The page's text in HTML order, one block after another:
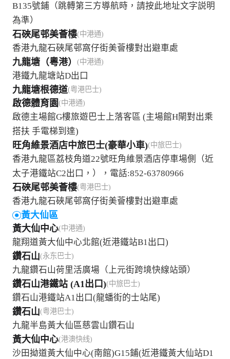
B135號鋪（跳轉第三方導航時，請按此地址文字説明
為準）
石硤尾邨美薈樓(中港通)
香港九龍石硤尾邨窩仔街美薈樓對出避車處
九龍塘（粵港） (中港通)
港鐵九龍塘站D出口
九龍塘根德道(粤港巴士)
啟德體育園(中港通)
啟德主場館G樓旅遊巴士上落客區 (主場館H閘對出乘
搭扶 手電梯到達)
旺角維景酒店中旅巴士(豪華小車)(中旅巴士)
香港九龍區荔枝角道22號旺角維景酒店停車場側（近
太子港鐵站C2出口，），電話:852-63780966
石硤尾邨美薈樓(粤港巴士)
香港九龍石硤尾邨窩仔街美薈樓對出避車處
黃大仙區
黃大仙中心(中港通)
龍翔道黃大仙中心北館(近港鐵站B1出口)
鑽石山(永东巴士)
九龍鑽石山荷里活廣場（上元街跨境快線站頭）
鑽石山港鐵站 (A1出口)(中旅巴士)
鑽石山港鐵站A1出口(龍蟠街的士站尾)
鑽石山(粤港巴士)
九龍半島黃大仙區慈雲山鑽石山
黃大仙中心(港澳快线)
沙田拗道黃大仙中心(南館)G15鋪(近港鐵黃大仙站D1